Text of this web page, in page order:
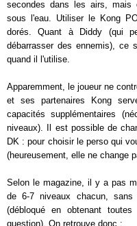
secondes dans les airs, mais
sous l'eau. Utiliser le Kong
dorés. Quant à Diddy (qui
débarrasser des ennemis), ce
quand il l'utilise.
Apparemment, le joueur ne
et ses partenaires Kong
capacités supplémentaires
niveaux). Il est possible de
DK : pour choisir le perso qui
(heureusement, elle ne change
Selon le magazine, il y a pas
de 6-7 niveaux chacun,
(débloqué en obtenant
question). On retrouve donc :